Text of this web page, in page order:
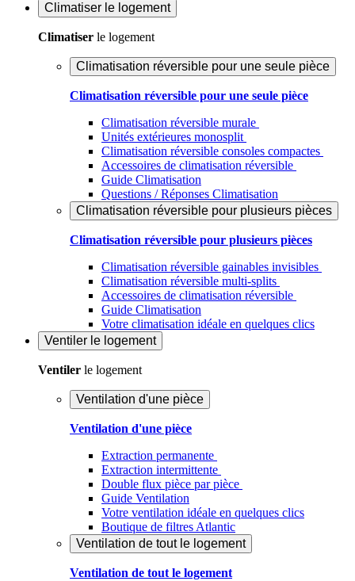
Climatiser le logement
Climatiser le logement
Climatisation réversible pour une seule pièce
Climatisation réversible pour une seule pièce
Climatisation réversible murale
Unités extérieures monosplit
Climatisation réversible consoles compactes
Accessoires de climatisation réversible
Guide Climatisation
Questions / Réponses Climatisation
Climatisation réversible pour plusieurs pièces
Climatisation réversible pour plusieurs pièces
Climatisation réversible gainables invisibles
Climatisation réversible multi-splits
Accessoires de climatisation réversible
Guide Climatisation
Votre climatisation idéale en quelques clics
Ventiler le logement
Ventiler le logement
Ventilation d'une pièce
Ventilation d'une pièce
Extraction permanente
Extraction intermittente
Double flux pièce par pièce
Guide Ventilation
Votre ventilation idéale en quelques clics
Boutique de filtres Atlantic
Ventilation de tout le logement
Ventilation de tout le logement